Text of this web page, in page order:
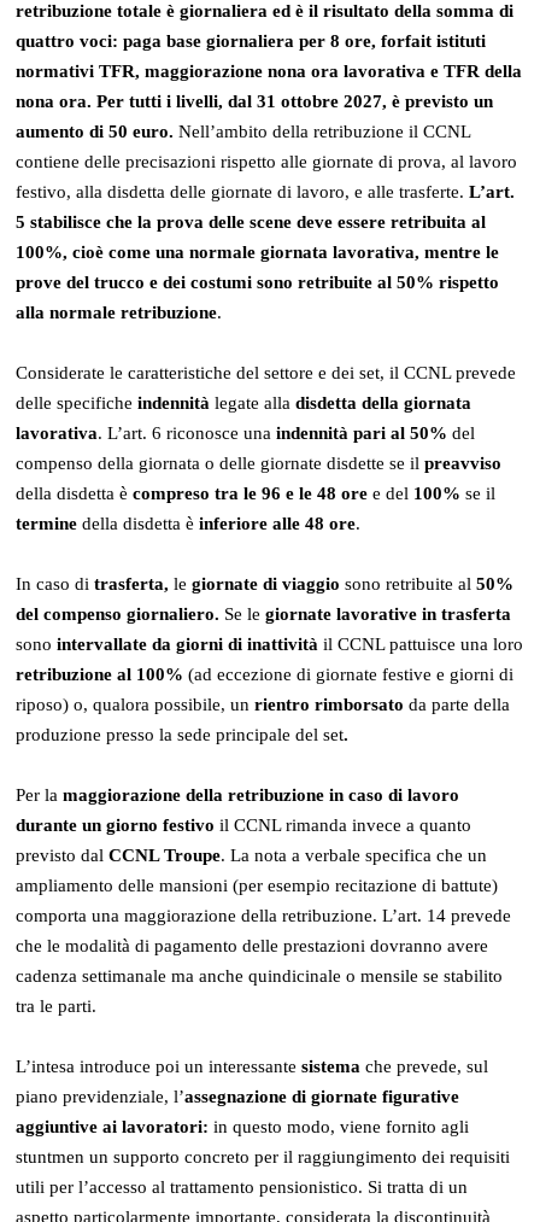
retribuzione totale è giornaliera ed è il risultato della somma di
quattro voci: paga base giornaliera per 8 ore, forfait istituti
normativi TFR, maggiorazione nona ora lavorativa e TFR della
nona ora. Per tutti i livelli, dal 31 ottobre 2027, è previsto un
aumento di 50 euro.Nell’ambito della retribuzione il CCNL
contiene delle precisazioni rispetto alle giornate di prova, al lavoro
festivo, alla disdetta delle giornate di lavoro, e alle trasferte.L’art.
5 stabilisce che la prova delle scene deve essere retribuita al
100%, cioè come una normale giornata lavorativa, mentre le
prove del trucco e dei costumi sono retribuite al 50% rispetto
alla normale retribuzione.
Considerate le caratteristiche del settore e dei set, il CCNL prevede
delle specificheindennitàlegate alla disdetta della giornata
lavorativa. L’art. 6 riconosce unaindennità pari al 50%del
compenso della giornata o delle giornate disdette se il preavviso
della disdetta è compreso tra le 96 e le 48 oree del 100%se il
terminedella disdetta è inferiore alle 48 ore.
In caso di trasferta,legiornate di viaggiosono retribuite al 50%
del compenso giornaliero. Se le giornate lavorative in trasferta
sonointervallate da giorni di inattivitàil CCNL pattuisce una loro
retribuzione al 100%(ad eccezione di giornate festive e giorni di
riposo) o, qualora possibile, un rientro rimborsatoda parte della
produzione presso la sede principale del set.
Per la maggiorazione della retribuzione in caso di lavoro
durante un giorno festivoil CCNL rimanda invece a quanto
previsto dal CCNL Troupe. La nota a verbale specifica che un
ampliamento delle mansioni (per esempio recitazione di battute)
comporta una maggiorazione della retribuzione. L’art. 14 prevede
che le modalità di pagamento delle prestazioni dovranno avere
cadenza settimanale ma anche quindicinale o mensile se stabilito
tra le parti.
L’intesa introduce poi un interessantesistemache prevede, sul
piano previdenziale, l’assegnazione di giornate figurative
aggiuntive ai lavoratori:in questo modo, viene fornito agli
stuntmen un supporto concreto per il raggiungimento dei requisiti
utili per l’accesso al trattamento pensionistico. Si tratta di un
aspetto particolarmente importante, considerata la discontinuità